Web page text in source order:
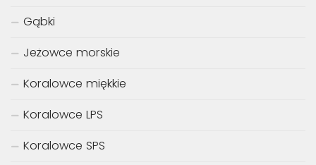
Gąbki
Jeżowce morskie
Koralowce miękkie
Koralowce LPS
Koralowce SPS